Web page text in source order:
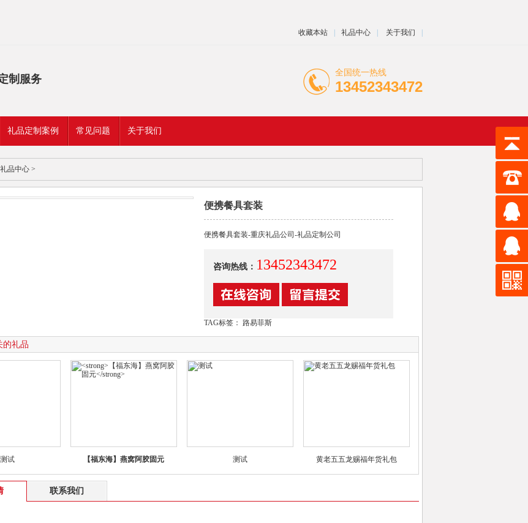
收藏本站 礼品中心 关于我们
制服务
全国统一热线
13452343472
礼品定制案例 常见问题 关于我们
礼品中心 >
便携餐具套装
便携餐具套装-重庆礼品公司-礼品定制公司
咨询热线： 13452343472
TAG标签： 路易菲斯
的礼品
测试 【福东海】燕窝阿胶固元 测试 黄老五五龙赐福年货礼包
联系我们